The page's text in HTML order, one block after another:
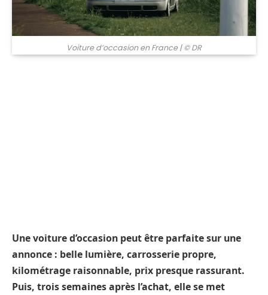
Voiture d’occasion en France| © DR
Une voiture d’occasion peut être parfaite sur une
annonce : belle lumière, carrosserie propre,
kilométrage raisonnable, prix presque rassurant.
Puis, trois semaines après l’achat, elle se met